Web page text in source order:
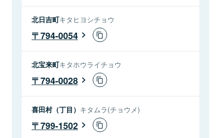
北日吉町キタヒヨシチョウ
794-0054
北宝来町キタホウライチョウ
794-0028
喜田村（丁目） キタムラ(チョウメ)
799-1502